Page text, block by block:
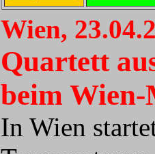
Wien,
Quartett
beim
In Wien